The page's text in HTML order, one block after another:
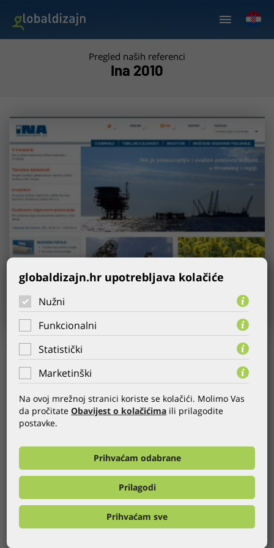
Pregled naših referenci
Ina 2010
KORISNIK:Ina 2010
GODINA:22.09.2010.
KATEGORIJA: Web stranice, CMS, INA
WEB: http://www.ina.hr
Web stranice INA d.d. doživjele su blago osvježenje web
dizajna i sadržaja kako bi korisnicima omogućile jednostavnije
Osim promjene web dizajna, novost je i aplikacija za
zapošljavanje koja omogućuje jednostavniji proces prijave za
otvorene natječaje.
OSTALE REFERENCE GLOBALDIZAJNA
globaldizajn.hr upotrebljava kolačiće
Nužni
Funkcionalni
Statistički
Marketinški
Na ovoj mrežnoj stranici koriste se kolačići. Molimo Vas
da pročitateObavijest o kolačićima ili prilagodite
postavke.
Prihvaćam odabrane
Prilagodi
Prihvaćam sve